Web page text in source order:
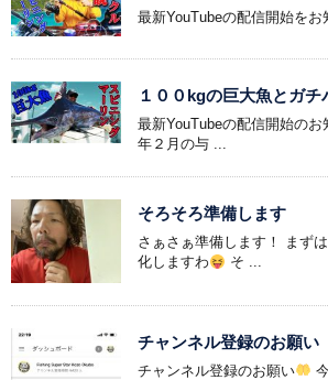
最新YouTubeの配信開始をお
１００kgの巨大魚とガチ
最新YouTubeの配信開始のお
年２月の与 ...
そろそろ準備します
さぁさぁ準備します！ まず
化しますわ
そ ...
チャンネル登録のお願い
チャンネル登録のお願い